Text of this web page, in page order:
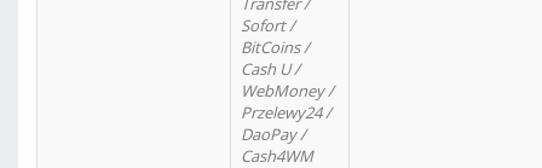
Sofort /
BitCoins /
Cash U /
WebMoney /
Przelewy24 /
DaoPay /
Cash4WM